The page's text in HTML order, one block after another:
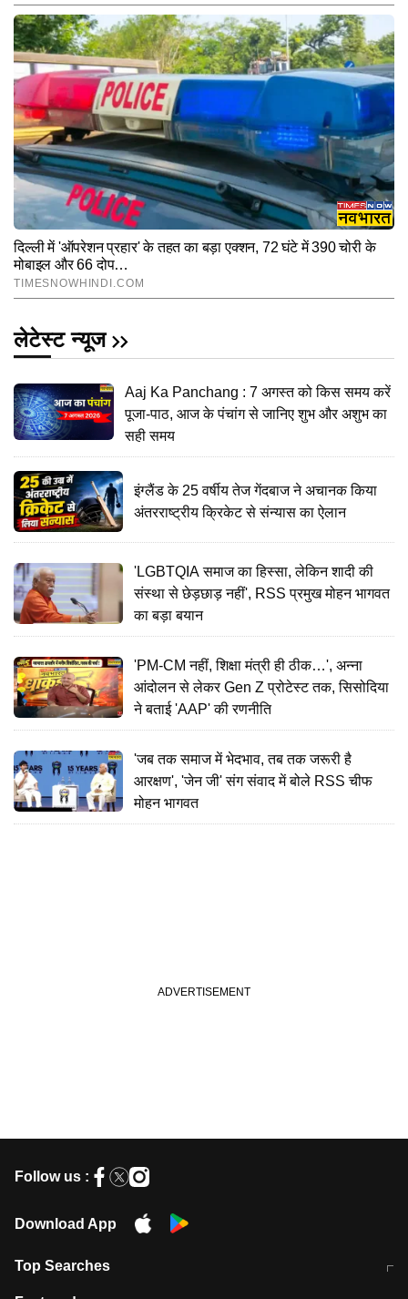
लेटेस्ट न्यूज
Aaj Ka Panchang : 7 अगस्त को किस समय करें
पूजा-पाठ, आज के पंचांग से जानिए शुभ और अशुभ का
सही समय
इंग्लैंड के 25 वर्षीय तेज गेंदबाज ने अचानक किया
अंतरराष्ट्रीय क्रिकेट से संन्यास का ऐलान
'LGBTQIA समाज का हिस्सा, लेकिन शादी की
संस्था से छेड़छाड़ नहीं', RSS प्रमुख मोहन भागवत
का बड़ा बयान
'PM-CM नहीं, शिक्षा मंत्री ही ठीक…', अन्ना
आंदोलन से लेकर Gen Z प्रोटेस्ट तक, सिसोदिया
ने बताई 'AAP' की रणनीति
'जब तक समाज में भेदभाव, तब तक जरूरी है
आरक्षण', 'जेन जी' संग संवाद में बोले RSS चीफ
मोहन भागवत
Follow us :
Download App
Top Searches